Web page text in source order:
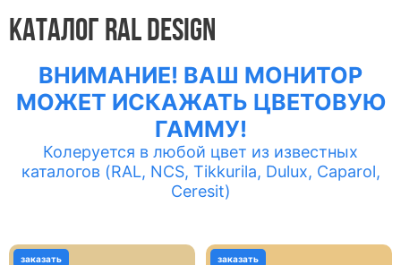
КАТАЛОГ RAL DESIGN
ВНИМАНИЕ! ВАШ МОНИТОР
МОЖЕТ ИСКАЖАТЬ ЦВЕТОВУЮ
ГАММУ!
Колеруется в любой цвет из известных
каталогов (RAL, NCS, Tikkurila, Dulux, Caparol,
Ceresit)
заказать заказать